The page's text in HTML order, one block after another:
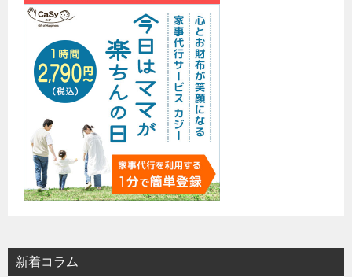
新着コラム